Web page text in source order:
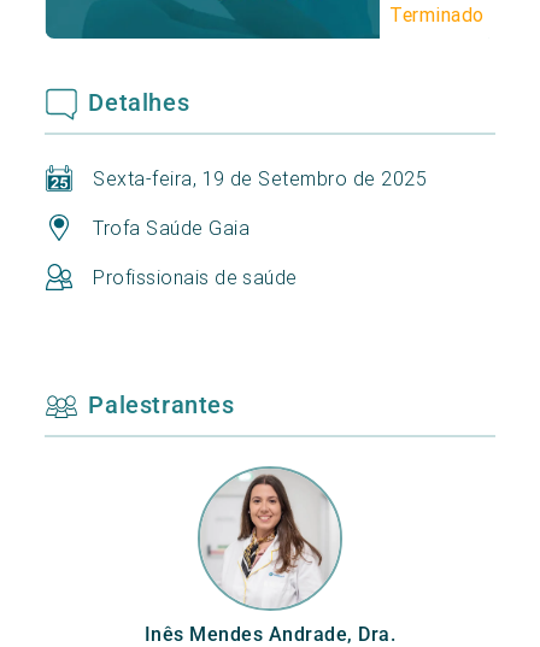
Terminado
Detalhes
Sexta-feira, 19 de Setembro de 2025
Trofa Saúde Gaia
Profissionais de saúde
Palestrantes
Inês Mendes Andrade, Dra.